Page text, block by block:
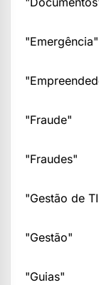
"Emergência"
"Fraude"
"Fraudes"
"Gestão de
"Gestão"
"Guias"